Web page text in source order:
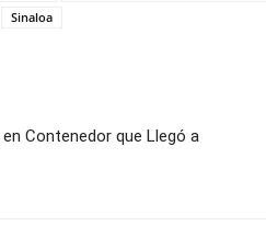
Sinaloa
Contenedor que Llegó a